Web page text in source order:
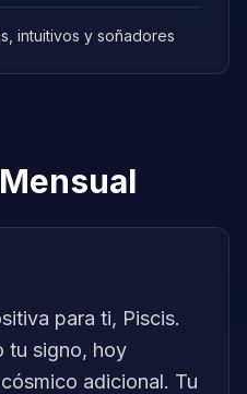
intuitivos y soñadores
para ti, Piscis.
tu signo, hoy
adicional. Tu